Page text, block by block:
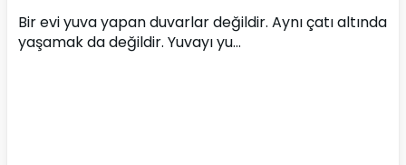
Bir evi yuva yapan duvarlar değildir. Aynı çatı altında
yaşamak da değildir. Yuvayı yu...